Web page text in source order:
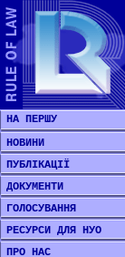
НА ПЕРШУ
НОВИНИ
ПУБЛІКАЦІЇ
ДОКУМЕНТИ
ГОЛОСУВАННЯ
РЕСУРСИ ДЛЯ НУО
ПРО НАС